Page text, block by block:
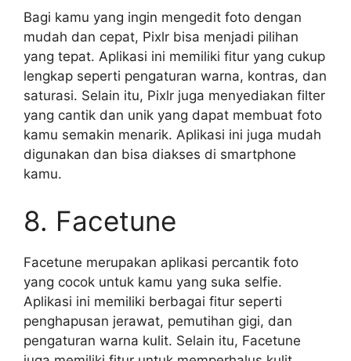
Bagi kamu yang ingin mengedit foto dengan
mudah dan cepat, Pixlr bisa menjadi pilihan
yang tepat. Aplikasi ini memiliki fitur yang cukup
lengkap seperti pengaturan warna, kontras, dan
saturasi. Selain itu, Pixlr juga menyediakan filter
yang cantik dan unik yang dapat membuat foto
kamu semakin menarik. Aplikasi ini juga mudah
digunakan dan bisa diakses di smartphone
kamu.
8. Facetune
Facetune merupakan aplikasi percantik foto
yang cocok untuk kamu yang suka selfie.
Aplikasi ini memiliki berbagai fitur seperti
penghapusan jerawat, pemutihan gigi, dan
pengaturan warna kulit. Selain itu, Facetune